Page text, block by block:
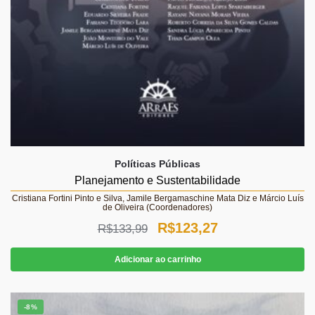
Políticas Públicas
Planejamento e Sustentabilidade
Cristiana Fortini Pinto e Silva, Jamile Bergamaschine Mata Diz e Márcio Luís
de Oliveira (Coordenadores)
R$133,99
O
preço
original
era:
R$123,27O
preço
atual
é:
Adicionar ao carrinho
-8%